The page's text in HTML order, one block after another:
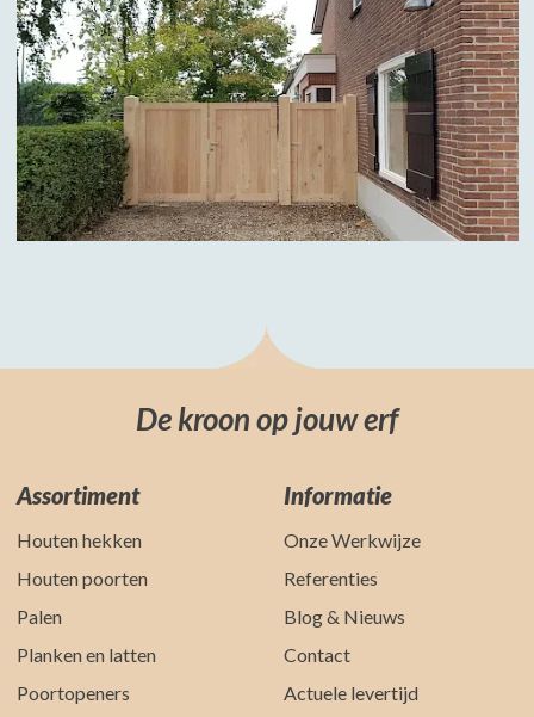
De kroon op jouw erf
Assortiment
Houten hekken
Houten poorten
Palen
Planken en latten
Poortopeners
Informatie
Onze Werkwijze
Referenties
Blog & Nieuws
Contact
Actuele levertijd